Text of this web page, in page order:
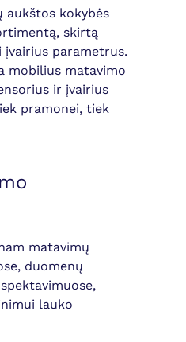
aukštos kokybės
skirtą
parametrus.
mobilius matavimo
ir įvairius
pramonei, tiek
matavimų
duomenų
lauko